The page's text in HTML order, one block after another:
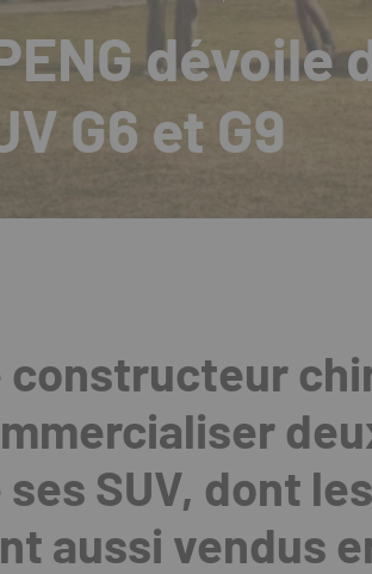
dévoile
G6 et G9
constructeur
ses SUV, dont
aussi vendus